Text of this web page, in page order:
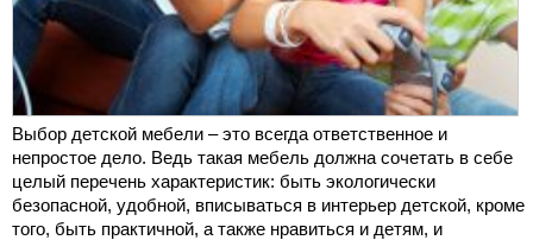
Выбор детской мебели – это всегда ответственное и
непростое дело. Ведь такая мебель должна сочетать в себе
целый перечень характеристик: быть экологически
безопасной, удобной, вписываться в интерьер детской, кроме
того, быть практичной, а также нравиться и детям, и